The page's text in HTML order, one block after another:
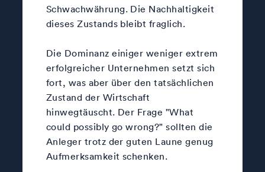
Schwachwährung. Die Nachhaltigkeit
dieses Zustands bleibt fraglich.
Die Dominanz einiger weniger extrem
erfolgreicher Unternehmen setzt sich
fort, was aber über den tatsächlichen
Zustand der Wirtschaft
hinwegtäuscht. Der Frage "What
could possibly go wrong?" sollten die
Anleger trotz der guten Laune genug
Aufmerksamkeit schenken.